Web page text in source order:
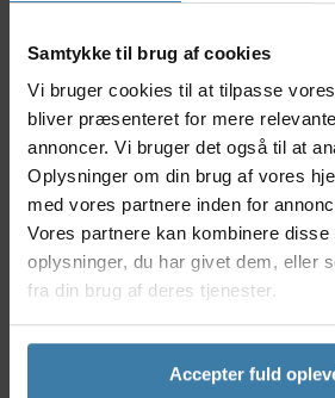
Samtykke til brug af cookies
Vi bruger cookies til at tilpasse
bliver præsenteret for mere
annoncer. Vi bruger det også til at
Oplysninger om din brug af vores
med vores partnere inden for
Vores partnere kan kombinere disse
oplysninger, du har givet dem, eller
fra din brug af deres tjenester.
Accepter fuld
med stærkt vejgreb
Fremstillet med Pirellis
optimal slidstyrke
Tubeless Ready-teknologi
med lavere dæktryk og
punkteringsrisiko
Robust karkasse, der
og stød
Dette dæk er skabt til cyklister,